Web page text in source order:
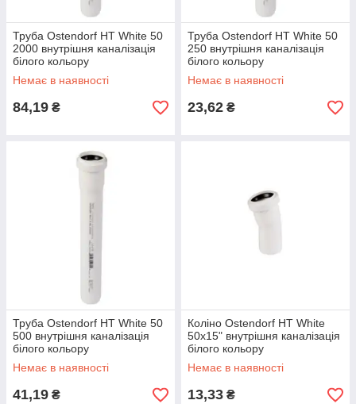
Труба Ostendorf HT White 50
2000 внутрішня каналізація
білого кольору
Немає в наявності
84,19 ₴
Труба Ostendorf HT White 50
250 внутрішня каналізація
білого кольору
Немає в наявності
23,62 ₴
Труба Ostendorf HT White 50
500 внутрішня каналізація
білого кольору
Немає в наявності
41,19 ₴
Коліно Ostendorf HT White
50х15" внутрішня каналізація
білого кольору
Немає в наявності
13,33 ₴